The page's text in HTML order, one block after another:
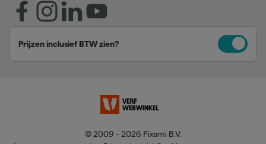
Prijzen inclusief BTW zien?
© 2009 - 2026 Fixami B.V.